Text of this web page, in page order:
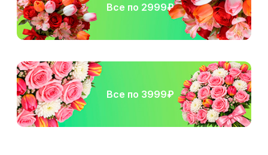
Все по 2999₽
Все по 3999₽